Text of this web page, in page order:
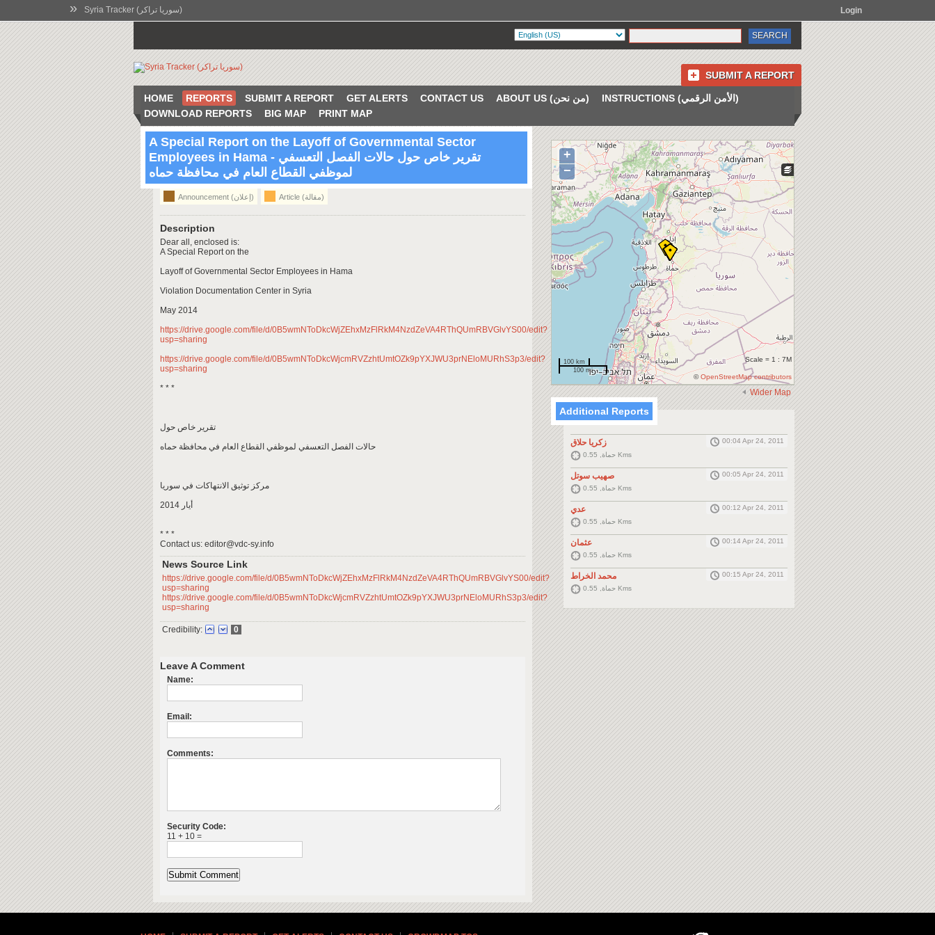
» Syria Tracker (سوريا تراكر) Login
SUBMIT A REPORT
HOME REPORTS SUBMIT A REPORT GET ALERTS CONTACT US ABOUT US (من نحن)
INSTRUCTIONS (الأمن الرقمي)
DOWNLOAD REPORTS
BIG MAP PRINT MAP
A Special Report on the Layoff of Governmental Sector
Employees in Hama - تقرير خاص حول حالات الفصل التعسفي
لموظفي القطاع العام في محافظة حماه
10:39 May 19 2014 Hama, Syria
Announcement (إعلان) Article (مقالة)
Description
Dear all, enclosed is:
A Special Report on the
Layoff of Governmental Sector Employees in Hama
Violation Documentation Center in Syria
May 2014
https://drive.google.com/file/d/0B5wmNToDkcWjZEhxMzFlRkM4NzdZeVA4RThQUmRBVGlvYS00/edit?
usp=sharing
https://drive.google.com/file/d/0B5wmNToDkcWjcmRVZzhtUmtOZk9pYXJWU3prNEloMURhS3p3/edit?
usp=sharing
* * *
تقرير خاص حول
حالات الفصل التعسفي لموظفي القطاع العام في محافظة حماه
مركز توثيق الانتهاكات في سوريا
أيار 2014
* * *
Contact us: editor@vdc-sy.info
News Source Link
https://drive.google.com/file/d/0B5wmNToDkcWjZEhxMzFlRkM4NzdZeVA4RThQUmRBVGlvYS00/edit?
usp=sharing
https://drive.google.com/file/d/0B5wmNToDkcWjcmRVZzhtUmtOZk9pYXJWU3prNEloMURhS3p3/edit?
usp=sharing
Credibility: 0
Leave A Comment
Name:
Email:
Comments:
Security Code:
11 + 10 =
+
−
100 km
100 mi
Scale = 1 : 7M
©OpenStreetMap contributors
Wider Map
Additional Reports
زكريا حلاق
00:04 Apr 24, 2011
حماة, 0.55 Kms
صهيب سوتل
00:05 Apr 24, 2011
حماة, 0.55 Kms
عدي
00:12 Apr 24, 2011
حماة, 0.55 Kms
عثمان
00:14 Apr 24, 2011
حماة, 0.55 Kms
محمد الخراط
00:15 Apr 24, 2011
حماة, 0.55 Kms